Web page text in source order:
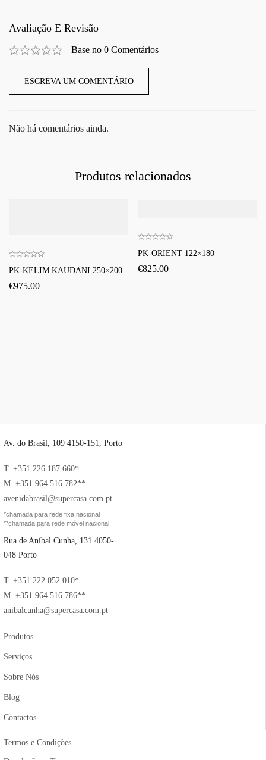
Avaliação E Revisão
Base no 0 Comentários
ESCREVA UM COMENTÁRIO
Não há comentários ainda.
Produtos relacionados
PK-KELIM KAUDANI 250×200
€975.00
PK-ORIENT 122×180
€825.00
Av. do Brasil, 109 4150-151, Porto
T. +351 226 187 660*
M. +351 964 516 782**
avenidabrasil@supercasa.com.pt
*chamada para rede fixa nacional
**chamada para rede móvel nacional
Rua de Aníbal Cunha, 131 4050-
048 Porto
T. +351 222 052 010*
M. +351 964 516 786**
anibalcunha@supercasa.com.pt
Produtos
Serviços
Sobre Nós
Blog
Contactos
Termos e Condições